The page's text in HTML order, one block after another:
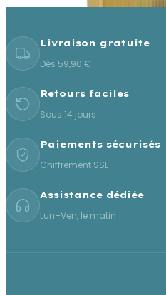
Livraison gratuite
Dès 59,90 €
Retours faciles
Sous 14 jours
Paiements sécurisés
Chiffrement SSL
Assistance dédiée
Lun–Ven, le matin